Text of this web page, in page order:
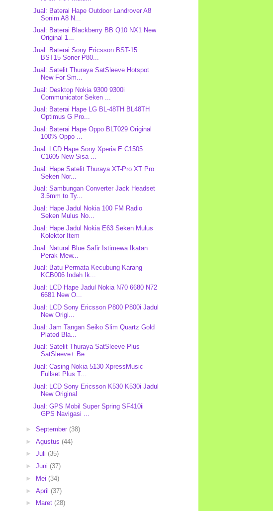
Jual: Baterai Hape Outdoor Landrover A8
Sonim A8 N...
Jual: Baterai Blackberry BB Q10 NX1 New
Original 1...
Jual: Baterai Sony Ericsson BST-15
BST15 Soner P80...
Jual: Satelit Thuraya SatSleeve Hotspot
New For Sm...
Jual: Desktop Nokia 9300 9300i
Communicator Seken ...
Jual: Baterai Hape LG BL-48TH BL48TH
Optimus G Pro...
Jual: Baterai Hape Oppo BLT029 Original
100% Oppo ...
Jual: LCD Hape Sony Xperia E C1505
C1605 New Sisa ...
Jual: Hape Satelit Thuraya XT-Pro XT Pro
Seken Nor...
Jual: Sambungan Converter Jack Headset
3.5mm to Ty...
Jual: Hape Jadul Nokia 100 FM Radio
Seken Mulus No...
Jual: Hape Jadul Nokia E63 Seken Mulus
Kolektor Item
Jual: Natural Blue Safir Istimewa Ikatan
Perak Mew...
Jual: Batu Permata Kecubung Karang
KCB006 Indah Ik...
Jual: LCD Hape Jadul Nokia N70 6680 N72
6681 New O...
Jual: LCD Sony Ericsson P800 P800i Jadul
New Origi...
Jual: Jam Tangan Seiko Slim Quartz Gold
Plated Bla...
Jual: Satelit Thuraya SatSleeve Plus
SatSleeve+ Be...
Jual: Casing Nokia 5130 XpressMusic
Fullset Plus T...
Jual: LCD Sony Ericsson K530 K530i Jadul
New Original
Jual: GPS Mobil Super Spring SF410ii
GPS Navigasi ...
► September (38)
► Agustus (44)
► Juli (35)
► Juni (37)
►
Mei (34)
► April (37)
►
Maret (28)